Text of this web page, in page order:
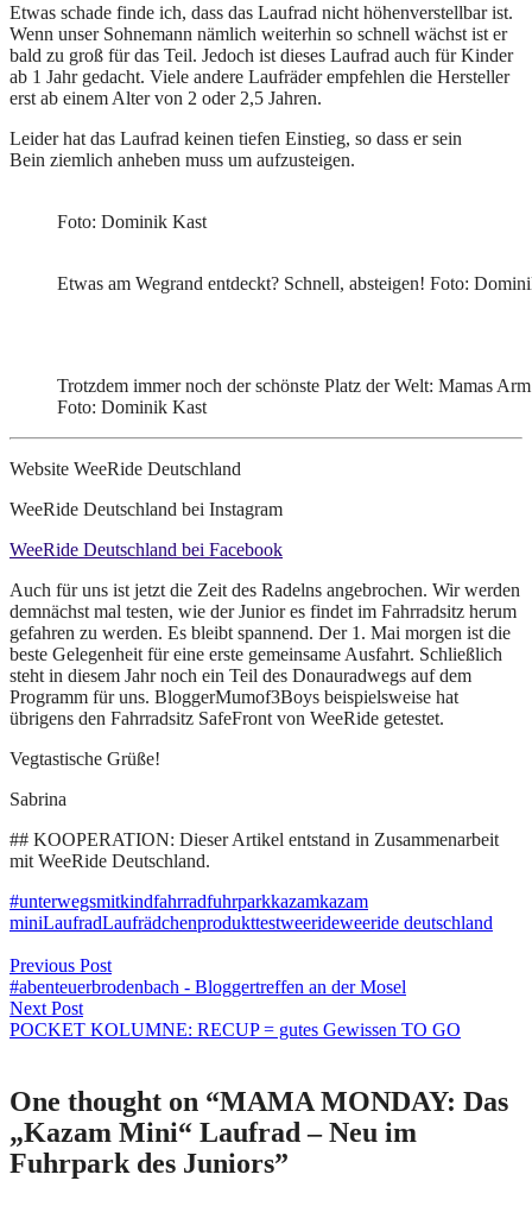
Etwas schade finde ich, dass das Laufrad nicht höhenverstellbar ist.
Wenn unser Sohnemann nämlich weiterhin so schnell wächst ist er
bald zu groß für das Teil. Jedoch ist dieses Laufrad auch für Kinder
ab 1 Jahr gedacht. Viele andere Laufräder empfehlen die Hersteller
erst ab einem Alter von 2 oder 2,5 Jahren.
Leider hat das Laufrad keinen tiefen Einstieg, so dass er sein
Bein ziemlich anheben muss um aufzusteigen.
Foto: Dominik Kast
Etwas am Wegrand entdeckt? Schnell, absteigen! Foto:
Trotzdem immer noch der schönste Platz der Welt: Mamas
Foto: Dominik Kast
Website WeeRide Deutschland
WeeRide Deutschland bei Instagram
WeeRide Deutschland bei Facebook
Auch für uns ist jetzt die Zeit des Radelns angebrochen. Wir werden
demnächst mal testen, wie der Junior es findet im Fahrradsitz herum
gefahren zu werden. Es bleibt spannend. Der 1. Mai morgen ist die
beste Gelegenheit für eine erste gemeinsame Ausfahrt. Schließlich
steht in diesem Jahr noch ein Teil des Donauradwegs auf dem
Programm für uns. BloggerMumof3Boys beispielsweise hat
übrigens den Fahrradsitz SafeFront von WeeRide getestet.
Vegtastische Grüße!
Sabrina
## KOOPERATION: Dieser Artikel entstand in Zusammenarbeit
mit WeeRide Deutschland.
#unterwegsmitkindfahrradfuhrparkkazamkazam
miniLaufradLaufrädchenprodukttestweerideweeride deutschland
Previous Post
#abenteuerbrodenbach - Bloggertreffen an der Mosel
Next Post
POCKET KOLUMNE: RECUP = gutes Gewissen TO GO
One thought on “MAMA MONDAY: Das
„Kazam Mini“ Laufrad – Neu im
Fuhrpark des Juniors”